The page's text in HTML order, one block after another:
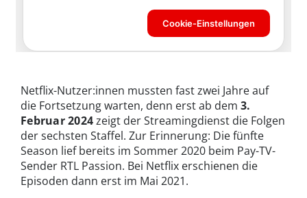
Netflix-Nutzer:innen mussten fast zwei Jahre auf
die Fortsetzung warten, denn erst ab dem 3.
Februar 2024zeigt der Streamingdienst die Folgen
der sechsten Staffel. Zur Erinnerung: Die fünfte
Season lief bereits im Sommer 2020 beim Pay-TV-
Sender RTL Passion. Bei Netflix erschienen die
Episoden dann erst im Mai 2021.